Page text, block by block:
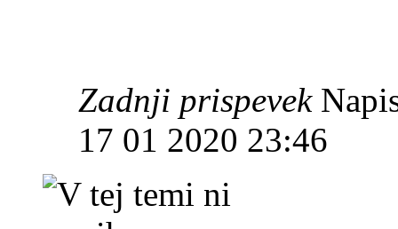
Zadnji prispevek
17 01 2020 23:46